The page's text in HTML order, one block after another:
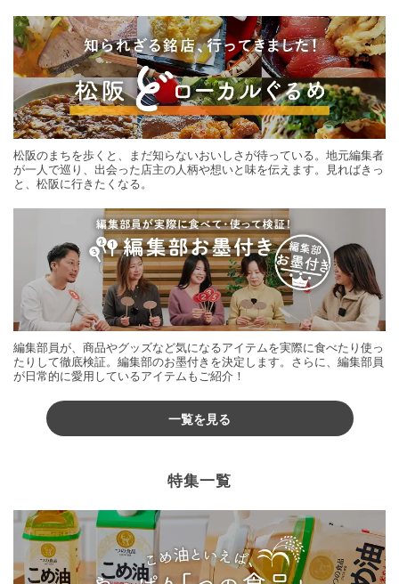
松阪のまちを歩くと、まだ知らないおいしさが待っている。地元編集者
が一人で巡り、出会った店主の人柄や想いと味を伝えます。見ればきっ
と、松阪に行きたくなる。
編集部員が、商品やグッズなど気になるアイテムを実際に食べたり使っ
たりして徹底検証。編集部のお墨付きを決定します。さらに、編集部員
が日常的に愛用しているアイテムもご紹介！
一覧を見る
特集一覧